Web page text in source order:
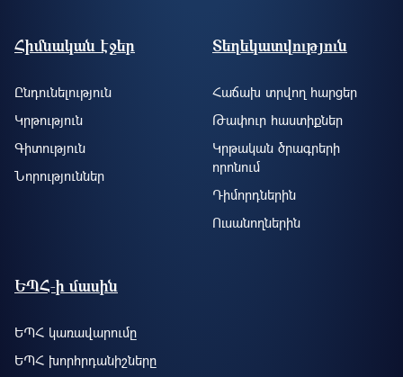
Footer site information
Հիմնական էջեր
Ընդունելություն
Կրթություն
Գիտություն
Նորություններ
Տեղեկատվություն
Հաճախ տրվող հարցեր
Թափուր հաստիքներ
Կրթական ծրագրերի
որոնում
Դիմորդներին
Ուսանողներին
ԵՊՀ-ի մասին
ԵՊՀ կառավարումը
ԵՊՀ խորհրդանիշները